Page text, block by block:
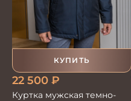
КУПИТЬ
22 500 ₽
Куртка мужская темно-